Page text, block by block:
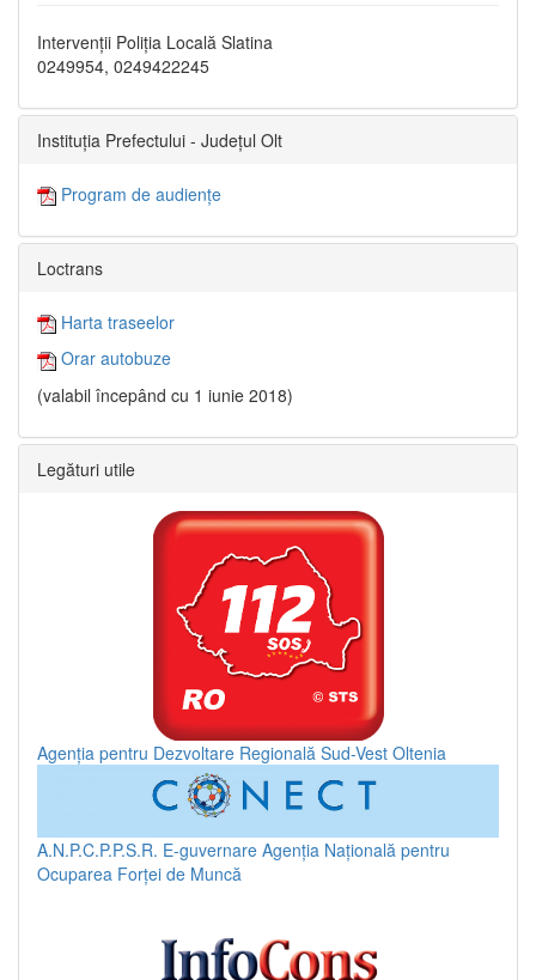
Intervenții Poliția Locală Slatina
0249954, 0249422245
Instituția Prefectului - Județul Olt
Program de audiențe
Loctrans
Harta traseelor
Orar autobuze
(valabil începând cu 1 iunie 2018)
Legături utile
Agenția pentru Dezvoltare Regională Sud-Vest Oltenia
A.N.P.C.P.P.S.R. E-guvernare Agenția Națională pentru
Ocuparea Forței de Muncă